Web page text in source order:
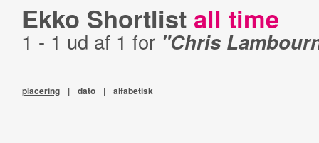
Ekko Shortlist all time
1 - 1 ud af 1 for "Chris
placering | dato | alfabetisk